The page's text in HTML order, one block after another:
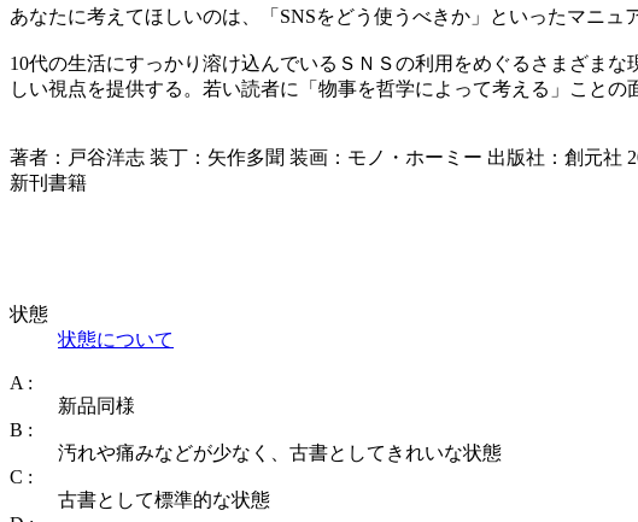
あなたに考えてほしいのは、「SNSをどう使うべきか」といったマニ
10代の生活にすっかり溶け込んでいるＳＮＳの利用をめぐるさまざ
しい視点を提供する。若い読者に「物事を哲学によって考える」ことの
著者：戸谷洋志 装丁：矢作多聞 装画：モノ・ホーミー 出版社：創元社
新刊書籍
状態
状態について
A :
新品同様
B :
汚れや痛みなどが少なく、古書としてきれいな状態
C :
古書として標準的な状態